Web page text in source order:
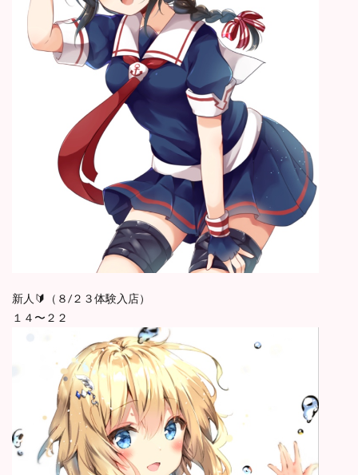
新人🔰（８/２３体験入店）
１４〜２２